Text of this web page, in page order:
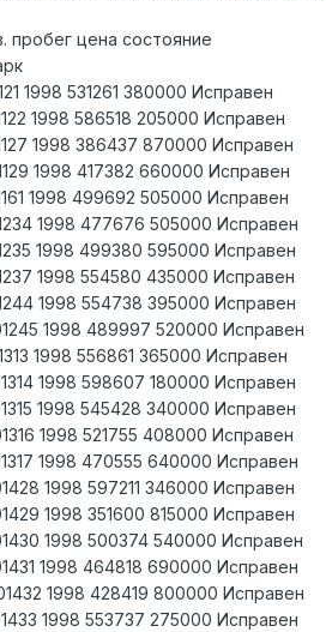
пробег цена состояние
1998 531261 380000 Исправен
1998 586518 205000 Исправен
1998 386437 870000 Исправен
1998 417382 660000 Исправен
1998 499692 505000 Исправен
1998 477676 505000 Исправен
1998 499380 595000 Исправен
1998 554580 435000 Исправен
1998 554738 395000 Исправен
1998 489997 520000 Исправен
1998 556861 365000 Исправен
1998 598607 180000 Исправен
1998 545428 340000 Исправен
1998 521755 408000 Исправен
1998 470555 640000 Исправен
1998 597211 346000 Исправен
1998 351600 815000 Исправен
1998 500374 540000 Исправен
1998 464818 690000 Исправен
1998 428419 800000 Исправен
1998 553737 275000 Исправен